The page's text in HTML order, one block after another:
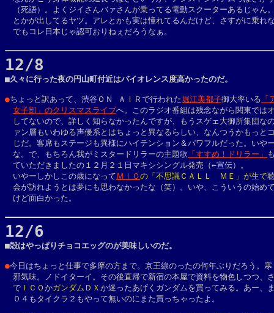
（死語）。よくジイさんバァさんが乗ってる電動スクーターあるじゃん
とかが出してるヤツ。アレとかも実は憧れてるんだけど、さすがに乗れ
でもコレ日本じゃ認可おりねぇだろうなぁ。
12/8
■久々に行った夜の円山町付近はバイオレンス度高かったのだ。
●ちょっと訳あって、渋谷ＯＮ ＡＩＲで行われた堀江美都子御大率いる 「
女子部」のクリスマスライブへ。このラジオ番組は残念ながら関東では
してないので、詳しく知らなかったんですが、もうスゲェ大御所集団な
ァン層もいわゆる声優系とはちょっと異なるらしい、なんつうかもっと
じだ。客席もステージも異様にハイテンション＆パワフルだった。いや
な。で、もちろん我がミスタードリラーの主題歌 「すすめ！ドリラー」
ていただきましたの１２月２１日マキシシングル発売（←宣伝）。
いやーしかしこの歳になって ＭＩＯの「不思議ＣＡＬＬ　ＭＥ」が生で
会が訪れようとは夢にも思わなかったな（笑）。いや、こういうの始め
けど面白かった。
12/6
■殻はやっぱりチョコエッグのが美味しいのだ。
●今日はちょっと仕事で多摩の方まで。京王線のったの何年ぶりだろう。寒
邪気味。ノドイターイ。その後直帰で新宿の本屋で資料を物色しつつ、
で ＩＣＯかガンダムＤＸ か迷ったあげくガンダムを買ってみる。あー、
０４もタイクラ２もやって無いのにまた買っちゃったよ。